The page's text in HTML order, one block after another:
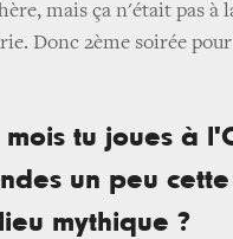
mais ça n'était pas à
Donc 2ème soirée
mois tu joues à
un peu
mythique ?